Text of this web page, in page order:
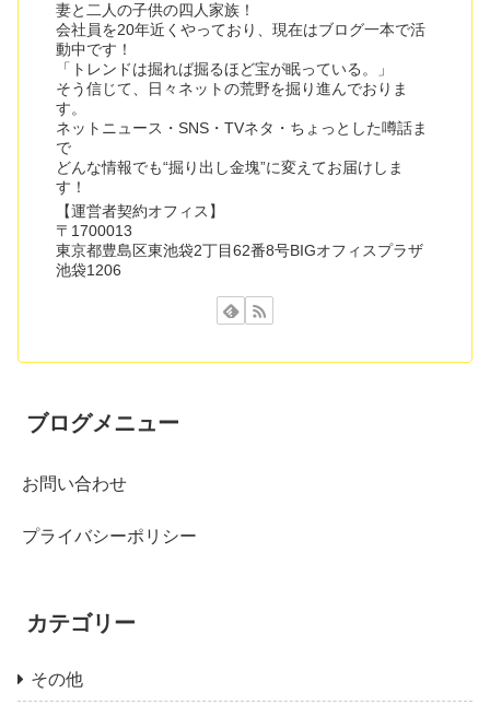
妻と二人の子供の四人家族！
会社員を20年近くやっており、現在はブログ一本で活
動中です！
「トレンドは掘れば掘るほど宝が眠っている。」
そう信じて、日々ネットの荒野を掘り進んでおりま
す。
ネットニュース・SNS・TVネタ・ちょっとした噂話ま
で
どんな情報でも“掘り出し金塊”に変えてお届けしま
す！
【運営者契約オフィス】
〒1700013
東京都豊島区東池袋2丁目62番8号BIGオフィスプラザ
池袋1206
ブログメニュー
お問い合わせ
プライバシーポリシー
カテゴリー
その他